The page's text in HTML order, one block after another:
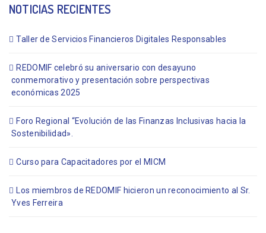
NOTICIAS RECIENTES
Taller de Servicios Financieros Digitales Responsables
REDOMIF celebró su aniversario con desayuno
conmemorativo y presentación sobre perspectivas
económicas 2025
Foro Regional “Evolución de las Finanzas Inclusivas hacia la
Sostenibilidad».
Curso para Capacitadores por el MICM
Los miembros de REDOMIF hicieron un reconocimiento al Sr.
Yves Ferreira